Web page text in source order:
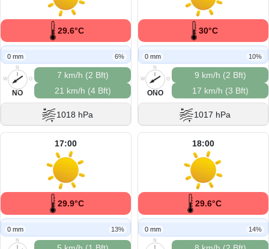
29.6°C
0 mm 6%
N
O
S
W
NO
7 km/h (2 Bft)
21 km/h (4 Bft)
1018 hPa
30°C
0 mm 10%
N
O
S
W
ONO
9 km/h (2 Bft)
17 km/h (3 Bft)
1017 hPa
17:00
29.9°C
0 mm 13%
N
18:00
29.6°C
0 mm 14%
N